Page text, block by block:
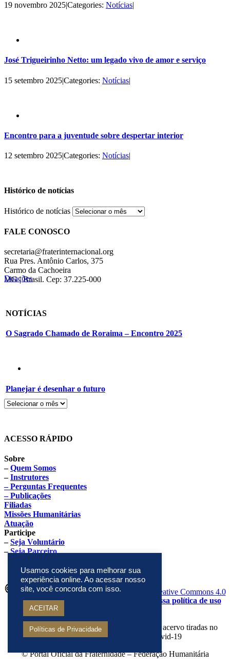
19 novembro 2025|Categories: Notícias|
José Trigueirinho Netto: um legado vivo de amor e serviço
15 setembro 2025|Categories: Notícias|
Encontro para a juventude sobre despertar interior
12 setembro 2025|Categories: Notícias|
Histórico de notícias
Histórico de notícias
FALE CONOSCO
secretaria@fraterinternacional.org
Rua Pres. Antônio Carlos, 375
Carmo da Cachoeira
MG | Brasil. Cep: 37.225-000
Doações
NOTÍCIAS
O Sagrado Chamado de Roraima – Encontro 2025
Planejar é desenhar o futuro
ACESSO RÁPIDO
Sobre
–Quem Somos
–Instrutores
– Perguntas Frequentes
– Publicações
Filiadas
Missões Humanitárias
Atuação
Participe
–Seja Voluntário
–Seja Parceiro
Este site está sob licenciamento
Creative Commons 4.0
Internacional (CC BY-NC-ND)
Conheça nossa política de uso
Atenção: algumas fotos deste site são fotos de acervo tiradas no
período anterior à pandemia da Covid-19
© Portal Oficial da Fraternidade – Federação Humanitária
Usamos cookies para melhorar sua
experiência online. Ao acessar nosso
site, você concorda com isso.
ACEITAR
Políticas de Privacidade